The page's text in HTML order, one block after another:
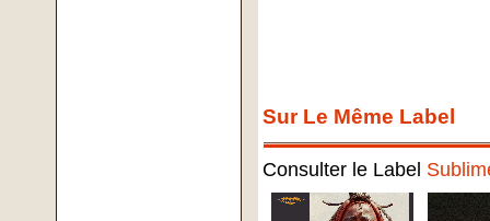
Sur Le Même Label
Consulter le Label